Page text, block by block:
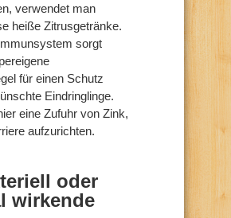
verwendet man
heiße Zitrusgetränke.
sorgt
für einen Schutz
Eindringlinge.
eine Zufuhr von Zink,
aufzurichten.
oder
wirkende